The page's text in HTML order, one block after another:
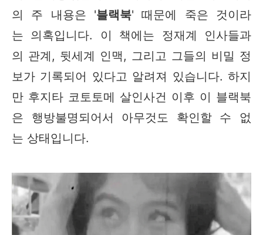
의 주 내용은 '블랙북' 때문에 죽은 것이라
는 의혹입니다. 이 책에는 정재계 인사들과
의 관계, 뒷세계 인맥, 그리고 그들의 비밀 정
보가 기록되어 있다고 알려져 있습니다. 하지
만 후지타 코토토메 살인사건 이후 이 블랙북
은 행방불명되어서 아무것도 확인할 수 없
는 상태입니다.